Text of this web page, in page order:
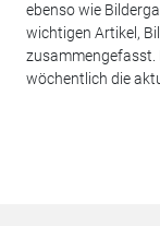
ebenso wie
wichtigen Artikel,
zusammengefasst.
wöchentlich die